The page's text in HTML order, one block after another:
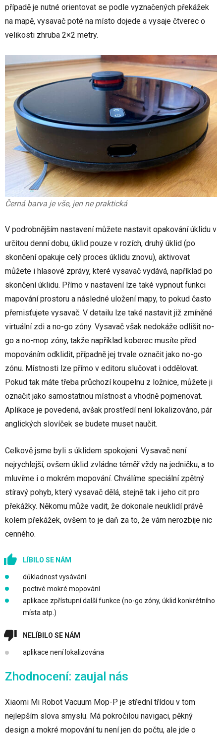
případě je nutné orientovat se podle vyznačených překážek
na mapě, vysavač poté na místo dojede a vysaje čtverec o
velikosti zhruba 2×2 metry.
Černá barva je vše, jen ne praktická
V podrobnějším nastavení můžete nastavit opakování úklidu v
určitou denní dobu, úklid pouze v rozích, druhý úklid (po
skončení opakuje celý proces úklidu znovu), aktivovat
můžete i hlasové zprávy, které vysavač vydává, například po
skončení úklidu. Přímo v nastavení lze také vypnout funkci
mapování prostoru a následné uložení mapy, to pokud často
přemisťujete vysavač. V detailu lze také nastavit již zmíněné
virtuální zdi a no-go zóny. Vysavač však nedokáže odlišit no-
go a no-mop zóny, takže například koberec musíte před
mopováním odklidit, případně jej trvale označit jako no-go
zónu. Místnosti lze přímo v editoru slučovat i oddělovat.
Pokud tak máte třeba průchozí koupelnu z ložnice, můžete ji
označit jako samostatnou místnost a vhodně pojmenovat.
Aplikace je povedená, avšak prostředí není lokalizováno, pár
anglických slovíček se budete muset naučit.
Celkově jsme byli s úklidem spokojeni. Vysavač není
nejrychlejší, ovšem úklid zvládne téměř vždy na jedničku, a to
mluvíme i o mokrém mopování. Chválíme speciální zpětný
stíravý pohyb, který vysavač dělá, stejně tak i jeho cit pro
překážky. Někomu může vadit, že dokonale neuklidí právě
kolem překážek, ovšem to je daň za to, že vám nerozbije nic
cenného.
LÍBILO SE NÁM
důkladnost vysávání
poctivé mokré mopování
aplikace zpřístupní další funkce (no-go zóny, úklid konkrétního
místa atp.)
NELÍBILO SE NÁM
aplikace není lokalizována
Zhodnocení: zaujal nás
Xiaomi Mi Robot Vacuum Mop-P je střední třídou v tom
nejlepším slova smyslu. Má pokročilou navigaci, pěkný
design a mokré mopování tu není jen do počtu, ale jde o